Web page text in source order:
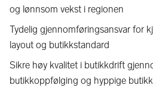
og lønnsom vekst i regionen
Tydelig gjennomføringsansvar for
layout og butikkstandard
Sikre høy kvalitet i butikkdrift
butikkoppfølging og hyppige